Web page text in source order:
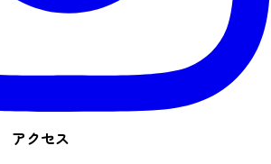
アクセス